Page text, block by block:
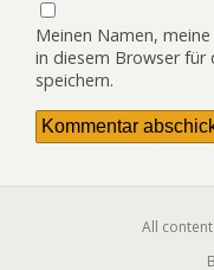
Meinen Namen,
in diesem Browser für
speichern.
All